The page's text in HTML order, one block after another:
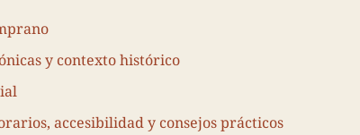
y contexto histórico
accesibilidad y consejos prácticos